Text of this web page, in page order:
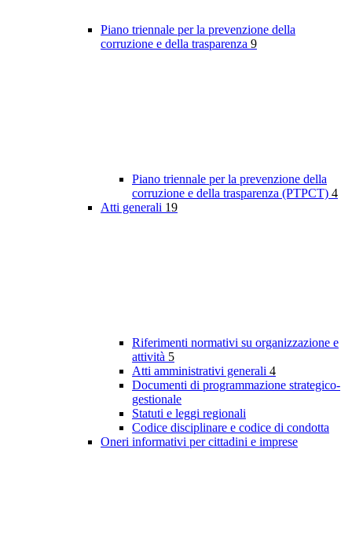
Piano triennale per la prevenzione della
corruzione e della trasparenza 9
Piano triennale per la prevenzione della
corruzione e della trasparenza (PTPCT) 4
Atti generali 19
Riferimenti normativi su organizzazione e
attività 5
Atti amministrativi generali 4
Documenti di programmazione strategico-
gestionale
Statuti e leggi regionali
Codice disciplinare e codice di condotta
Oneri informativi per cittadini e imprese